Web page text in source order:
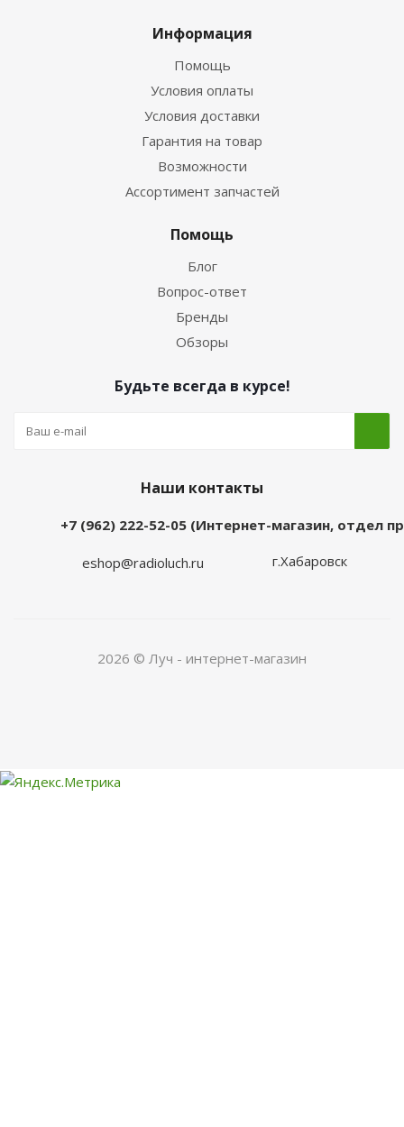
Информация
Помощь
Условия оплаты
Условия доставки
Гарантия на товар
Возможности
Ассортимент запчастей
Помощь
Блог
Вопрос-ответ
Бренды
Обзоры
Будьте всегда в курсе!
Наши контакты
+7 (962) 222-52-05 (Интернет-магазин, отдел
eshop@radioluch.ru г.Хабаровск
2026 © Луч - интернет-магазин